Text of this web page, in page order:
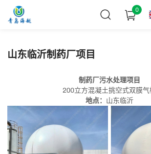
0
山东临沂制药厂项目
制药厂污水处理项目
200立方混凝土挑空式双膜
地点： 山东临沂